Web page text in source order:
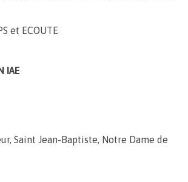
et ECOUTE
IAE
Saint Jean-Baptiste, Notre Dame de